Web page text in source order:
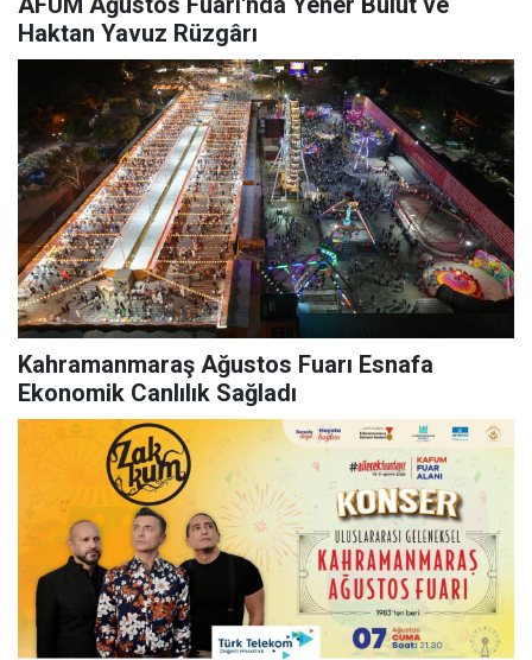
Haktan Yavuz Rüzgârı
Kahramanmaraş Ağustos Fuarı Esnafa
Ekonomik Canlılık Sağladı